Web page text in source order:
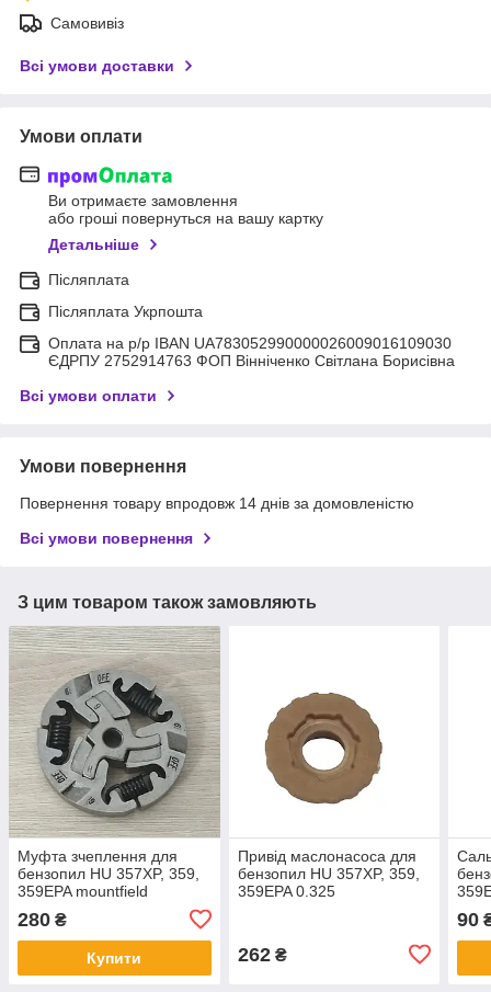
Самовивіз
Всі умови доставки
Умови оплати
Ви отримаєте замовлення
або гроші повернуться на вашу картку
Детальніше
Післяплата
Післяплата Укрпошта
Оплата на р/р IBAN UA783052990000026009016109030
ЄДРПУ 2752914763 ФОП Вінніченко Світлана Борисівна
Всі умови оплати
Умови повернення
Повернення товару впродовж 14 днів за домовленістю
Всі умови повернення
З цим товаром також замовляють
Муфта зчеплення для
бензопил HU 357XP, 359,
359EPA mountfield
280 ₴
Купити
Привід маслонасоса для
бензопил HU 357XP, 359,
359EPA 0.325
262₴
90